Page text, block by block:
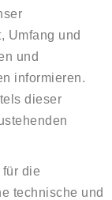
Umfang und
und
informieren.
dieser
die
technische und